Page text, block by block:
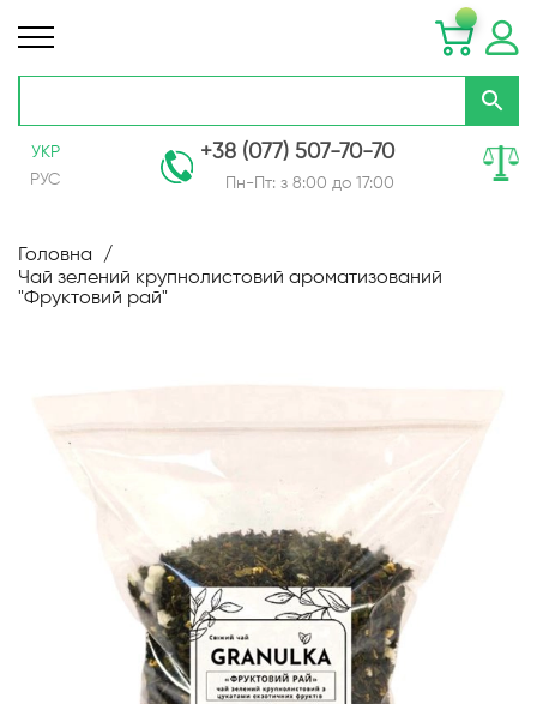
УКР
РУС
+38 (077) 507-70-70
Пн-Пт: з 8:00 до 17:00
Content
Головна
Чай зелений крупнолистовий ароматизований
"Фруктовий рай"
галереї